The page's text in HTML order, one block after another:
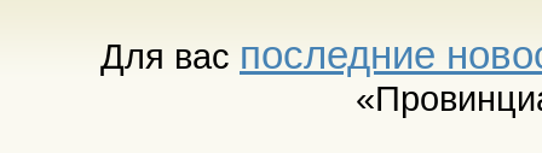
Для вас последние